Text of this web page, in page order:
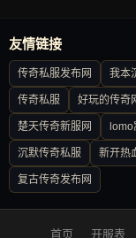
友情链接
传奇私服发布网 我本
传奇私服 好玩的传奇
楚天传奇新服网
沉默传奇私服 新开热
复古传奇发布网
首页 开服表